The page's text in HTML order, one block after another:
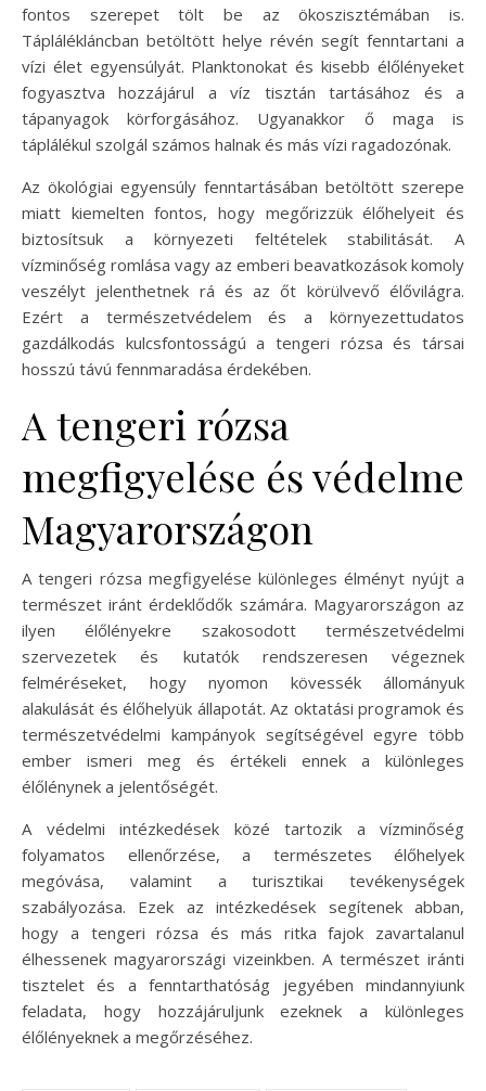
fontos szerepet tölt be az ökoszisztémában is.
Táplálékláncban betöltött helye révén segít fenntartani a
vízi élet egyensúlyát. Planktonokat és kisebb élőlényeket
fogyasztva hozzájárul a víz tisztán tartásához és a
tápanyagok körforgásához. Ugyanakkor ő maga is
táplálékul szolgál számos halnak és más vízi ragadozónak.
Az ökológiai egyensúly fenntartásában betöltött szerepe
miatt kiemelten fontos, hogy megőrizzük élőhelyeit és
biztosítsuk a környezeti feltételek stabilitását. A
vízminőség romlása vagy az emberi beavatkozások komoly
veszélyt jelenthetnek rá és az őt körülvevő élővilágra.
Ezért a természetvédelem és a környezettudatos
gazdálkodás kulcsfontosságú a tengeri rózsa és társai
hosszú távú fennmaradása érdekében.
A tengeri rózsa
megfigyelése és védelme
Magyarországon
A tengeri rózsa megfigyelése különleges élményt nyújt a
természet iránt érdeklődők számára. Magyarországon az
ilyen élőlényekre szakosodott természetvédelmi
szervezetek és kutatók rendszeresen végeznek
felméréseket, hogy nyomon kövessék állományuk
alakulását és élőhelyük állapotát. Az oktatási programok és
természetvédelmi kampányok segítségével egyre több
ember ismeri meg és értékeli ennek a különleges
élőlénynek a jelentőségét.
A védelmi intézkedések közé tartozik a vízminőség
folyamatos ellenőrzése, a természetes élőhelyek
megóvása, valamint a turisztikai tevékenységek
szabályozása. Ezek az intézkedések segítenek abban,
hogy a tengeri rózsa és más ritka fajok zavartalanul
élhessenek magyarországi vizeinkben. A természet iránti
tisztelet és a fenntarthatóság jegyében mindannyiunk
feladata, hogy hozzájáruljunk ezeknek a különleges
élőlényeknek a megőrzéséhez.